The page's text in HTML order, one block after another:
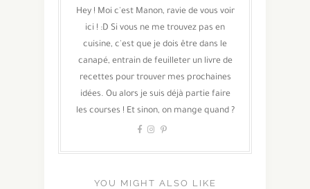
Hey ! Moi c'est Manon, ravie de vous voir
ici ! :D Si vous ne me trouvez pas en
cuisine, c'est que je dois être dans le
canapé, entrain de feuilleter un livre de
recettes pour trouver mes prochaines
idées. Ou alors je suis déjà partie faire
les courses ! Et sinon, on mange quand ?
YOU MIGHT ALSO LIKE